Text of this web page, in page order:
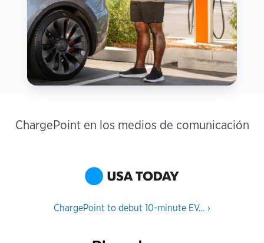
ChargePoint en los medios de comunicación
ChargePoint to debut 10-minute EV… ›